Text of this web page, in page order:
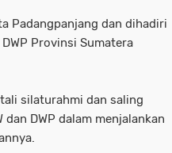
Padangpanjang dan dihadiri
Provinsi Sumatera
silaturahmi dan saling
DWP dalam menjalankan